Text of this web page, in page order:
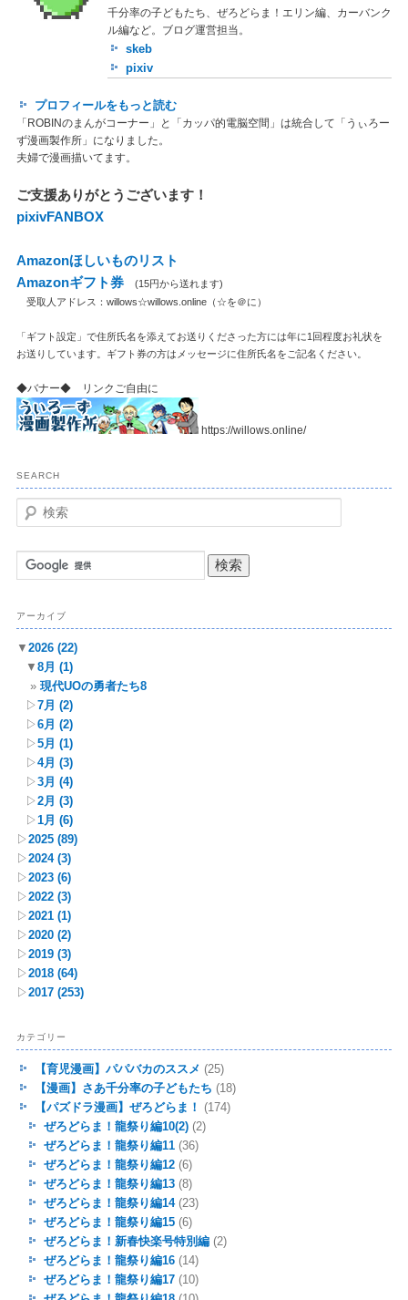
千分率の子どもたち、ぜろどらま！エリン編、カーバンク
ル編など。ブログ運営担当。
skeb
pixiv
プロフィールをもっと読む
「ROBINのまんがコーナー」と「カッパ的電脳空間」は統合して「うぃろー
ず漫画製作所」になりました。
夫婦で漫画描いてます。
ご支援ありがとうございます！
pixivFANBOX
Amazonほしいものリスト
Amazonギフト券
(15円から送れます)
受取人アドレス：willows☆willows.online（☆を＠に）
「ギフト設定」で住所氏名を添えてお送りくださった方には年に1回程度お礼状を
お送りしています。ギフト券の方はメッセージに住所氏名をご記名ください。
◆バナー◆ リンクご自由に
https://willows.online/
SEARCH
検
索
アーカイブ
▼ 2026 (22)
▼ 8月 (1)
現代UOの勇者たち8
▷7月 (2)
▷6月 (2)
▷5月 (1)
▷4月 (3)
▷3月 (4)
▷2月 (3)
▷1月 (6)
▷2025 (89)
▷2024 (3)
▷2023 (6)
▷2022 (3)
▷2021 (1)
▷2020 (2)
▷2019 (3)
▷2018 (64)
▷2017 (253)
カテゴリー
【育児漫画】パパバカのススメ (25)
【漫画】さあ千分率の子どもたち (18)
【パズドラ漫画】ぜろどらま！
(174)
ぜろどらま！龍祭り編10(2)(2)
ぜろどらま！龍祭り編11(36)
ぜろどらま！龍祭り編12(6)
ぜろどらま！龍祭り編13(8)
ぜろどらま！龍祭り編14(23)
ぜろどらま！龍祭り編15(6)
ぜろどらま！新春快楽号特別編(2)
ぜろどらま！龍祭り編16(14)
ぜろどらま！龍祭り編17(10)